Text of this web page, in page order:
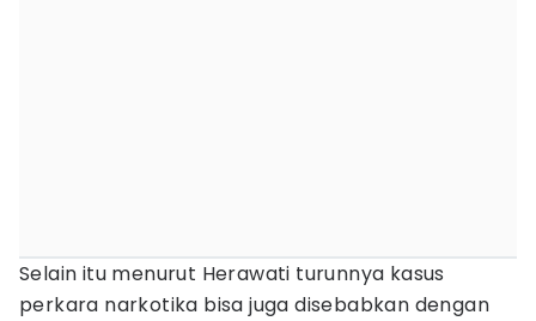
Selain itu menurut Herawati turunnya kasus
perkara narkotika bisa juga disebabkan dengan